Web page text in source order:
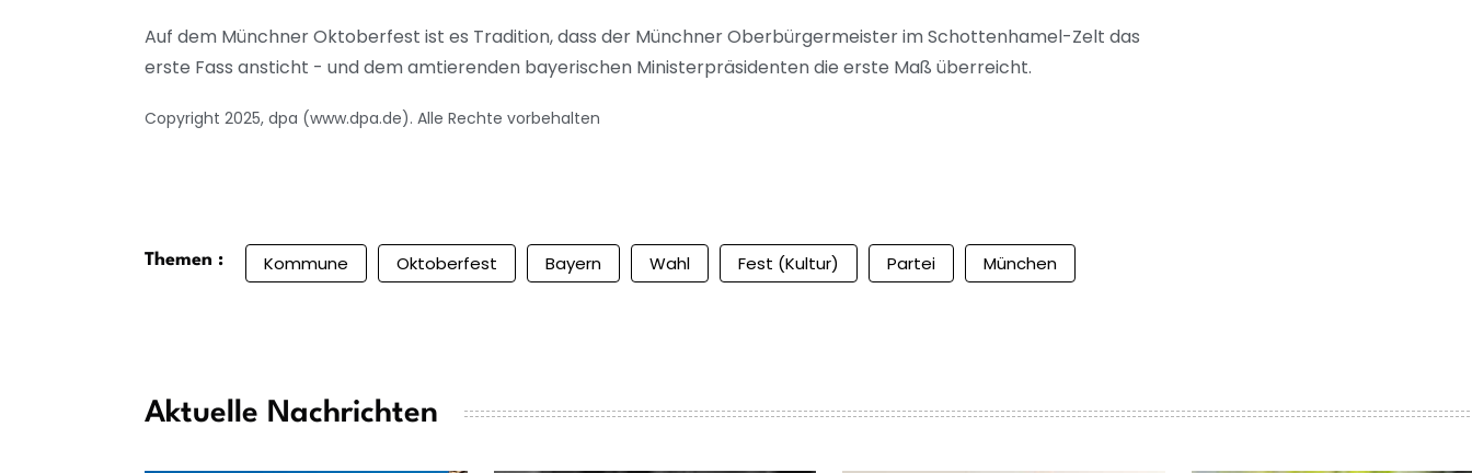
Auf dem Münchner Oktoberfest ist es Tradition, dass der Münchner Oberbürgermeister im Schottenhamel-Zelt das
erste Fass ansticht - und dem amtierenden bayerischen Ministerpräsidenten die erste Maß überreicht.
Copyright 2025, dpa (www.dpa.de). Alle Rechte vorbehalten
Themen : Kommune Oktoberfest Bayern Wahl Fest (Kultur) Partei München
Aktuelle Nachrichten